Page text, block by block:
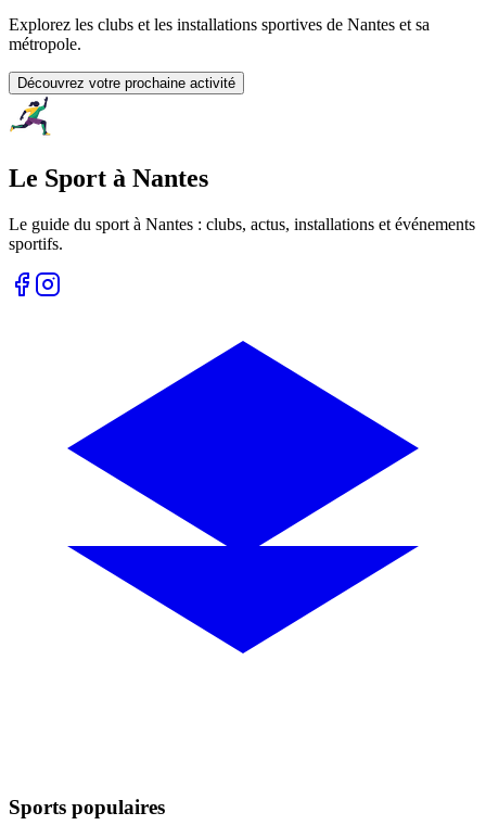
Explorez les clubs et les installations sportives de Nantes et sa
métropole.
Découvrez votre prochaine activité
Le Sport à Nantes
Le guide du sport à Nantes : clubs, actus, installations et événements
sportifs.
Sports populaires